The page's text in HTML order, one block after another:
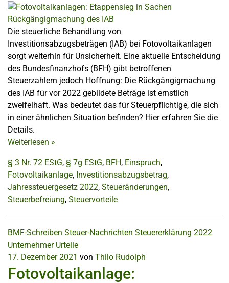
Die steuerliche Behandlung von
Investitionsabzugsbeträgen (IAB) bei Fotovoltaikanlagen
sorgt weiterhin für Unsicherheit. Eine aktuelle Entscheidung
des Bundesfinanzhofs (BFH) gibt betroffenen
Steuerzahlern jedoch Hoffnung: Die Rückgängigmachung
des IAB für vor 2022 gebildete Beträge ist ernstlich
zweifelhaft. Was bedeutet das für Steuerpflichtige, die sich
in einer ähnlichen Situation befinden? Hier erfahren Sie die
Details.
Weiterlesen »
§ 3 Nr. 72 EStG, § 7g EStG, BFH, Einspruch,
Fotovoltaikanlage, Investitionsabzugsbetrag,
Jahressteuergesetz 2022, Steueränderungen,
Steuerbefreiung, Steuervorteile
BMF-Schreiben Steuer-Nachrichten Steuererklärung 2022
Unternehmer Urteile
17. Dezember 2021 von Thilo Rudolph
Fotovoltaikanlage: